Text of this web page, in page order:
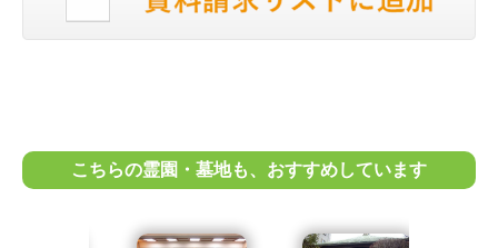
こちらの霊園・墓地も、おすすめしています